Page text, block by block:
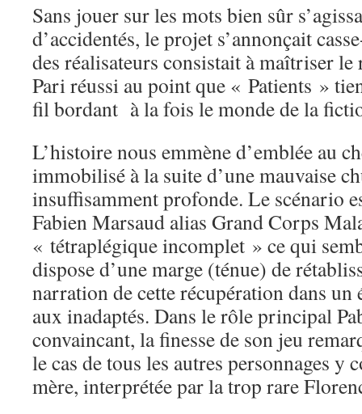
Sans jouer sur les mots bien sûr
d’accidentés, le projet s’annonçait
des réalisateurs consistait à maîtriser
Pari réussi au point que « Patients »
fil bordant à la fois le monde de la
L’histoire nous emmène d’emblée au
immobilisé à la suite d’une mauvaise
insuffisamment profonde. Le scénario
Fabien Marsaud alias Grand Corps
« tétraplégique incomplet » ce qui
dispose d’une marge (ténue) de
narration de cette récupération dans un
aux inadaptés. Dans le rôle principal
convaincant, la finesse de son jeu
le cas de tous les autres personnages y
mère, interprétée par la trop rare